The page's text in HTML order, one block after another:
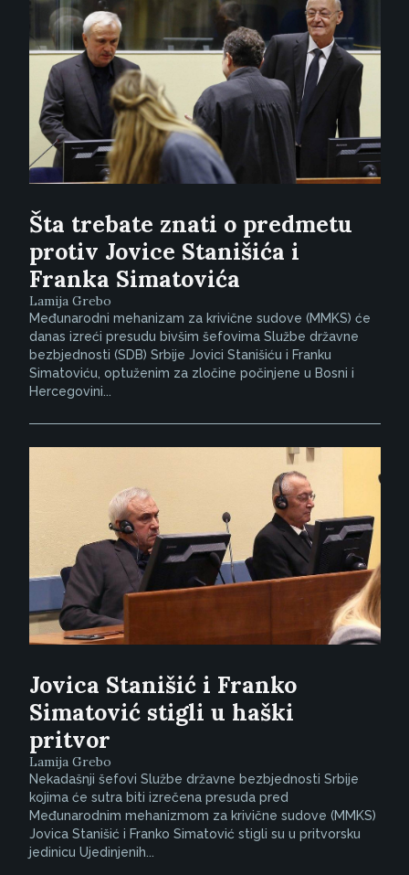
Šta trebate znati o predmetu
protiv Jovice Stanišića i
Franka Simatovića
Lamija Grebo
Međunarodni mehanizam za krivične sudove (MMKS) će
danas izreći presudu bivšim šefovima Službe državne
bezbjednosti (SDB) Srbije Jovici Stanišiću i Franku
Simatoviću, optuženim za zločine počinjene u Bosni i
Hercegovini...
Jovica Stanišić i Franko
Simatović stigli u haški
pritvor
Lamija Grebo
Nekadašnji šefovi Službe državne bezbjednosti Srbije
kojima će sutra biti izrečena presuda pred
Međunarodnim mehanizmom za krivične sudove (MMKS)
Jovica Stanišić i Franko Simatović stigli su u pritvorsku
jedinicu Ujedinjenih...